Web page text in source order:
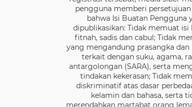
pengguna memberi
bahwa Isi Buatan Pengguna
dipublikasikan: Tidak memuat isi
fitnah, sadis dan cabul; Tidak
yang mengandung prasangka dan
terkait dengan suku, agama,
antargolongan (SARA), serta
tindakan kekerasan; Tidak
diskriminatif atas dasar
kelamin dan bahasa, serta
merendahkan martabat orang